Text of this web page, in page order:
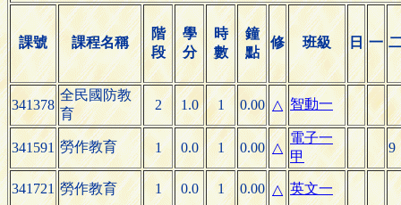
課號 課程名稱
階
段
學
分
時
數
鐘
點
修 班級 日 一
341378
全民國防教
育
2 1.0 1 0.00 △ 智動一
341591 勞作教育 1 0.0 1 0.00 △
電子一
甲
9
341721 勞作教育 1 0.0 1 0.00 △ 英文一